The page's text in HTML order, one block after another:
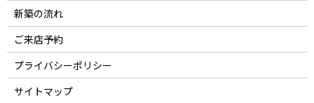
新築の流れ
ご来店予約
プライバシーポリシー
サイトマップ